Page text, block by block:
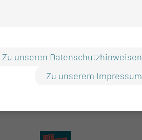
Zu unseren Datenschutzhinweisen
Zu unserem Impressum